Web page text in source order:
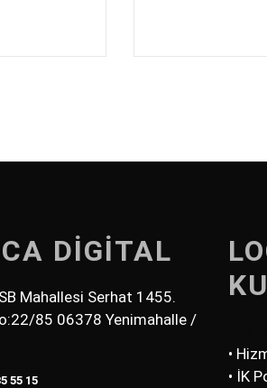
DİGİTAL
Mahallesi Serhat 1455.
85 06378 Yenimahalle /
55 15
•
• İK